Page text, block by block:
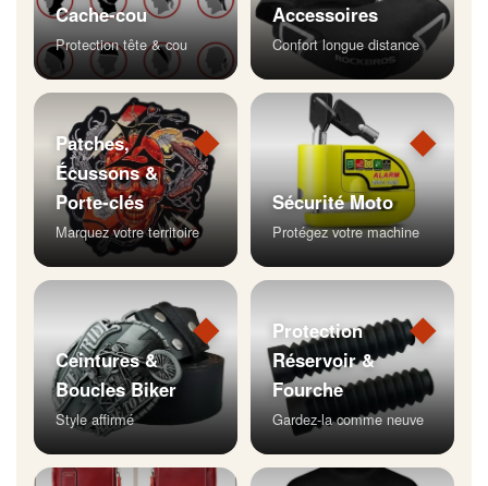
Cache-cou
Protection tête & cou
Accessoires
Confort longue distance
◆
Patches,
Écussons &
Porte-clés
Marquez votre territoire
◆
Sécurité Moto
Protégez votre machine
◆
Ceintures &
Boucles Biker
Style affirmé
◆
Protection
Réservoir &
Fourche
Gardez-la comme neuve